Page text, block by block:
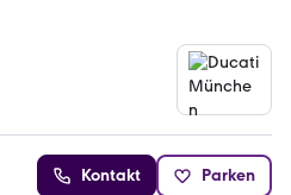
Kontakt Parken